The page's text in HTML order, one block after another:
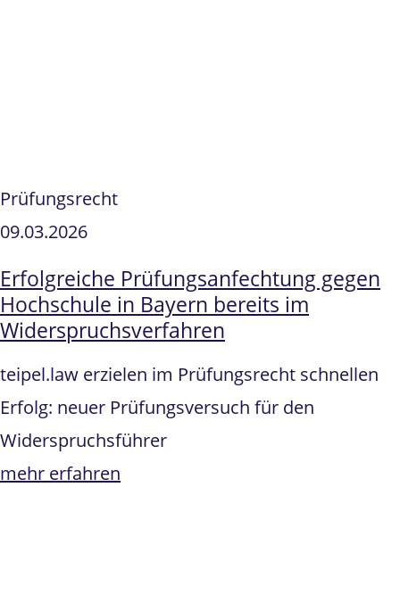
Prüfungsrecht
09.03.2026
Erfolgreiche Prüfungsanfechtung gegen
Hochschule in Bayern bereits im
Widerspruchsverfahren
teipel.law erzielen im Prüfungsrecht schnellen
Erfolg: neuer Prüfungsversuch für den
Widerspruchsführer
mehr erfahren